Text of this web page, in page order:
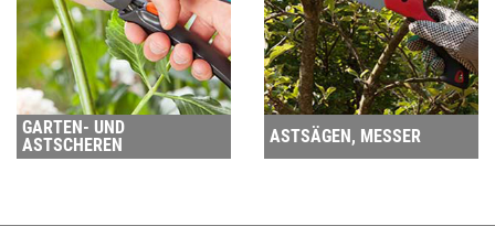
GARTEN- UND
ASTSCHEREN
ASTSÄGEN, MESSER